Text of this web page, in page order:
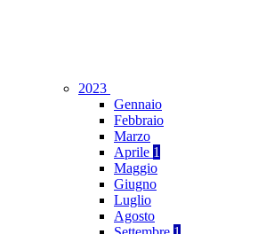
2023
Gennaio
Febbraio
Marzo
Aprile 1
Maggio
Giugno
Luglio
Agosto